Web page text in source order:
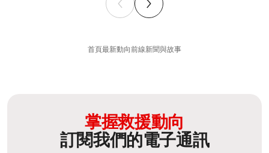
首頁最新動向前線新聞與故事
掌握救援動向
訂閱我們的電子通訊